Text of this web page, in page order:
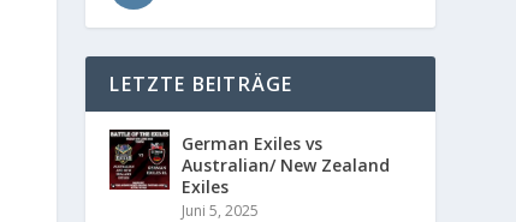
LETZTE BEITRÄGE
German Exiles vs
Australian/ New Zealand
Exiles
Juni 5, 2025